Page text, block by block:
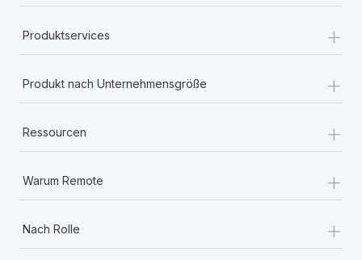
Produktservices +
Produkt nach Unternehmensgröße +
Ressourcen +
Warum Remote +
Nach Rolle +